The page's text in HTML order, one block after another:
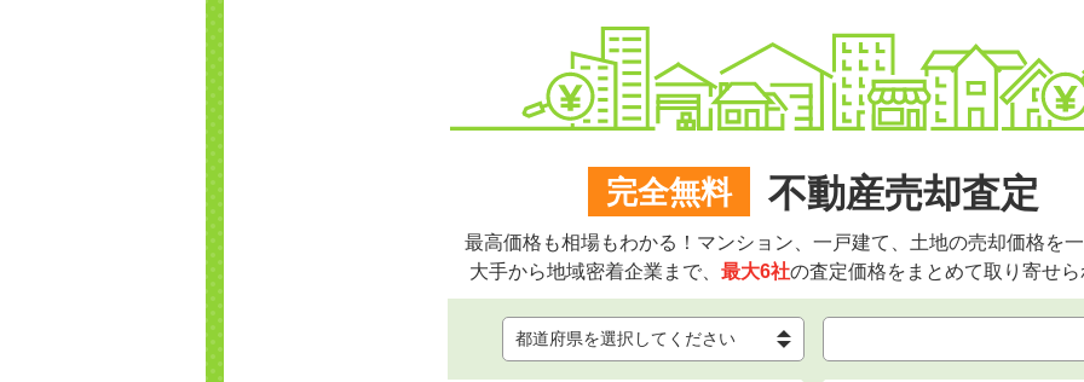
完全無料 不動産売却査定
最高価格も相場もわかる！マンション、一戸建て、土地の売却価格を
大手から地域密着企業まで、 最大6社の査定価格をまとめて取り寄せ